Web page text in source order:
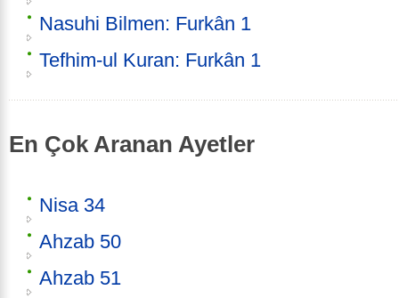
Nasuhi Bilmen: Furkân 1
Tefhim-ul Kuran: Furkân 1
En Çok Aranan Ayetler
Nisa 34
Ahzab 50
Ahzab 51